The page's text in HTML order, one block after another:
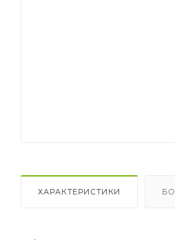
ХАРАКТЕРИСТИКИ